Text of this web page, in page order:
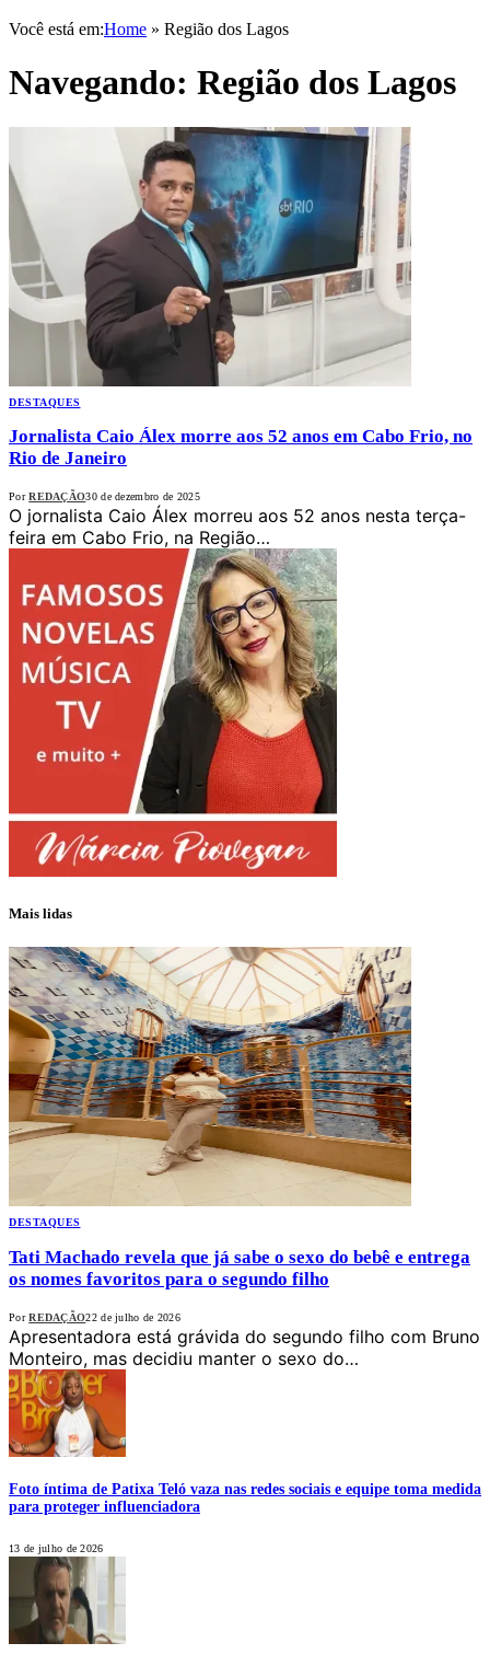
Você está em:Home » Região dos Lagos
Navegando: Região dos Lagos
DESTAQUES
Jornalista Caio Álex morre aos 52 anos em Cabo Frio, no
Rio de Janeiro
Por REDAÇÃO30 de dezembro de 2025
O jornalista Caio Álex morreu aos 52 anos nesta terça-
feira em Cabo Frio, na Região…
Mais lidas
DESTAQUES
Tati Machado revela que já sabe o sexo do bebê e entrega
os nomes favoritos para o segundo filho
Por REDAÇÃO22 de julho de 2026
Apresentadora está grávida do segundo filho com Bruno
Monteiro, mas decidiu manter o sexo do…
Foto íntima de Patixa Teló vaza nas redes sociais e equipe toma medida
para proteger influenciadora
13 de julho de 2026